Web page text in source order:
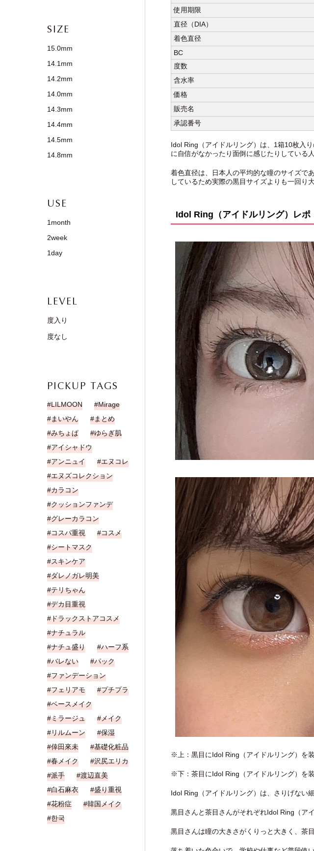
使用期限
直径（DIA）
着色直径
BC
度数
含水率
価格
販売名
承認番号
Idol Ring（アイドルリング）は、1箱10枚入
に自信がなかったり面倒に感じたりしている
着色直径は、日本人の平均的な瞳のサイズで
しているため実際の黒目サイズよりも一回り
Idol Ring（アイドルリング）レポ
※上：黒目にIdol Ring（アイドルリング）を
※下：茶目にIdol Ring（アイドルリング）を
Idol Ring（アイドルリング）は、さりげない
黒目さんと茶目さんがそれぞれIdol Ring（ア
黒目さんは瞳の大きさがくりっと大きく、茶
SIZE
15.0mm
14.1mm
14.2mm
14.0mm
14.3mm
14.4mm
14.5mm
14.8mm
USE
1month
2week
1day
LEVEL
度入り
度なし
PICKUP TAGS
LILMOON
Mirage
まいやん
まとめ
みちょぱ
ゆらぎ肌
アイシャドウ
アンニュイ
エヌコレ
エヌズコレクション
カラコン
クッションファンデ
グレーカラコン
コスパ重視
コスメ
シートマスク
スキンケア
ダレノガレ明美
テリちゃん
デカ目重視
ドラックストアコスメ
ナチュラル
ナチュ盛り
ハーフ系
バレない
パック
ファンデーション
フェリアモ
プチプラ
ベースメイク
ミラージュ
メイク
リルムーン
保湿
倖田來未
基礎化粧品
春メイク
沢尻エリカ
派手
渡辺直美
白石麻衣
盛り重視
花粉症
韓国メイク
한국